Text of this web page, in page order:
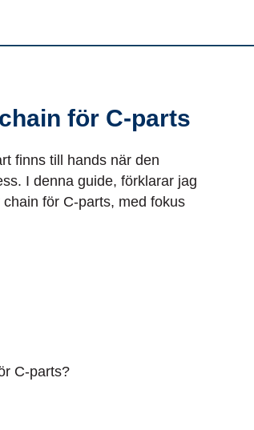
för C-parts
finns till hands när den
I denna guide, förklarar jag
för C-parts, med fokus
C-parts?